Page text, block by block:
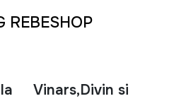
REBESHOP
Vinars,Divin si